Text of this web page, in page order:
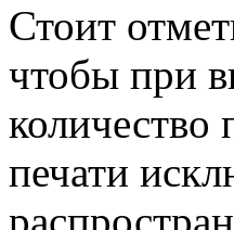
Стоит
чтобы при
печати